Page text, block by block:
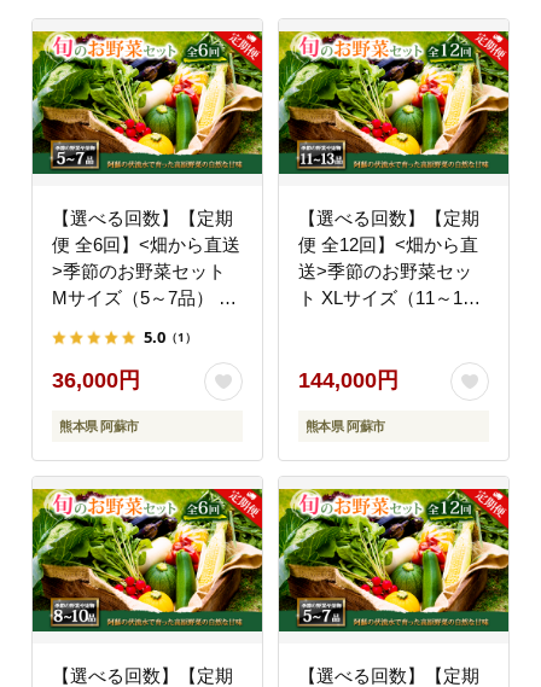
【選べる回数】【定期
便 全6回】<畑から直送
>季節のお野菜セット
Mサイズ（5～7品） 詰
新鮮 減農薬 高原 旬 産
地直送 毎月 採れたて
朝採れ みずみずしい 甘
い 美味しい 人気 安心
安全 おすすめ お中元
5.0 （1）
36,000円
熊本県 阿蘇市
【選べる回数】【定期
便 全12回】<畑から直
送>季節のお野菜セッ
ト XLサイズ（11～13
旬 産地直送 毎月 採れ
たて 朝採れ みずみずし
い 甘い 美味しい 人気
安心 安全 おすすめ お
蘇市
144,000円
熊本県 阿蘇市
【選べる回数】【定期
【選べる回数】【定期